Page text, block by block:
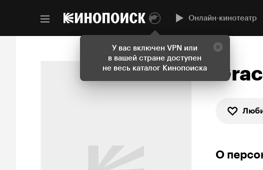
У вас включен VPN или
в вашей стране доступен
не весь каталог Кинопоиска
Онлайн-кинотеатр
О